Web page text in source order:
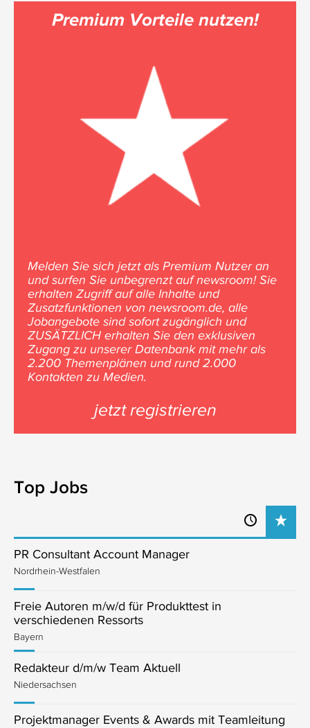
Premium Vorteile nutzen!
Melden Sie sich jetzt als Premium Nutzer an
und surfen Sie unbegrenzt auf newsroom! Sie
erhalten Zugriff auf alle Inhalte und
Zusatzfunktionen von newsroom.de, alle
Jobangebote sind sofort zugänglich und
ZUSÄTZLICH erhalten Sie den exklusiven
Zugang zu unserer Datenbank mit mehr als
2.200 Themenplänen und rund 2.000
Kontakten zu Medien.
jetzt registrieren
Top Jobs
PR Consultant Account Manager
Nordrhein-Westfalen
Freie Autoren m/w/d für Produkttest in
verschiedenen Ressorts
Bayern
Redakteur d/m/w Team Aktuell
Niedersachsen
Projektmanager Events & Awards mit Teamleitung